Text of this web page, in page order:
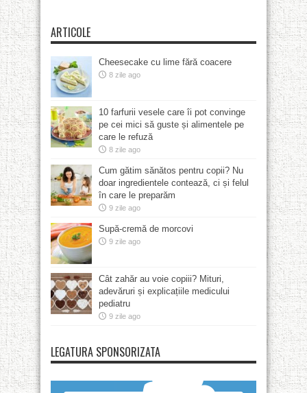
ARTICOLE
Cheesecake cu lime fără coacere
8 zile ago
10 farfurii vesele care îi pot convinge
pe cei mici să guste și alimentele pe
care le refuză
8 zile ago
Cum gătim sănătos pentru copii? Nu
doar ingredientele contează, ci și felul
în care le preparăm
9 zile ago
Supă-cremă de morcovi
9 zile ago
Cât zahăr au voie copiii? Mituri,
adevăruri și explicațiile medicului
pediatru
9 zile ago
LEGATURA SPONSORIZATA